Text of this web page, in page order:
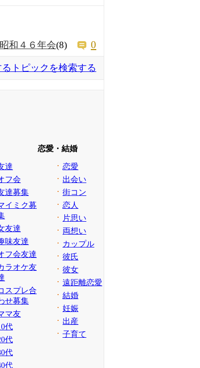
昭和４６年会(8) 0
トピックを検索する
達
フ会
達募集
イミク募
友達
味友達
フ会友達
ラオケ友
スプレ合
せ募集
マ友
代
代
代
代
恋愛・結婚
恋愛
出会い
街コン
恋人
片思い
両想い
カップル
彼氏
彼女
遠距離恋愛
結婚
妊娠
出産
子育て